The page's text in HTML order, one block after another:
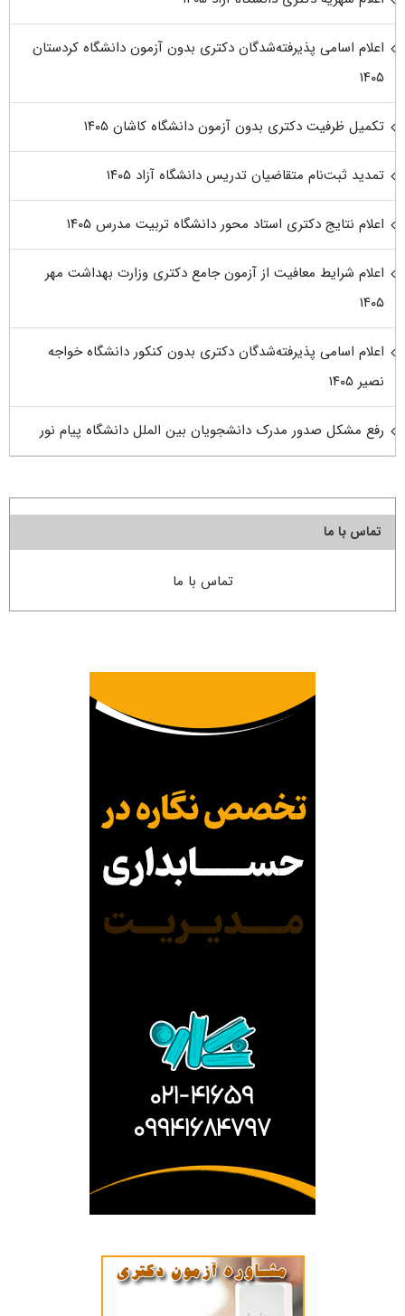
اعلام اسامی پذیرفته‌شدگان دکتری بدون آزمون دانشگاه کردستان
۱۴۰۵
تکمیل ظرفیت دکتری بدون آزمون دانشگاه کاشان ۱۴۰۵
تمدید ثبت‌نام متقاضیان تدریس دانشگاه آزاد ۱۴۰۵
اعلام نتایج دکتری استاد محور دانشگاه تربیت مدرس ۱۴۰۵
اعلام شرایط معافیت از آزمون جامع دکتری وزارت بهداشت مهر
۱۴۰۵
اعلام اسامی پذیرفته‌شدگان دکتری بدون کنکور دانشگاه خواجه
نصیر ۱۴۰۵
رفع مشکل صدور مدرک دانشجویان بین الملل دانشگاه پیام نور
تماس با ما
تماس با ما